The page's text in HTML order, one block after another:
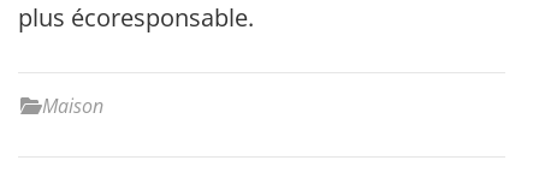
plus écoresponsable.
Maison